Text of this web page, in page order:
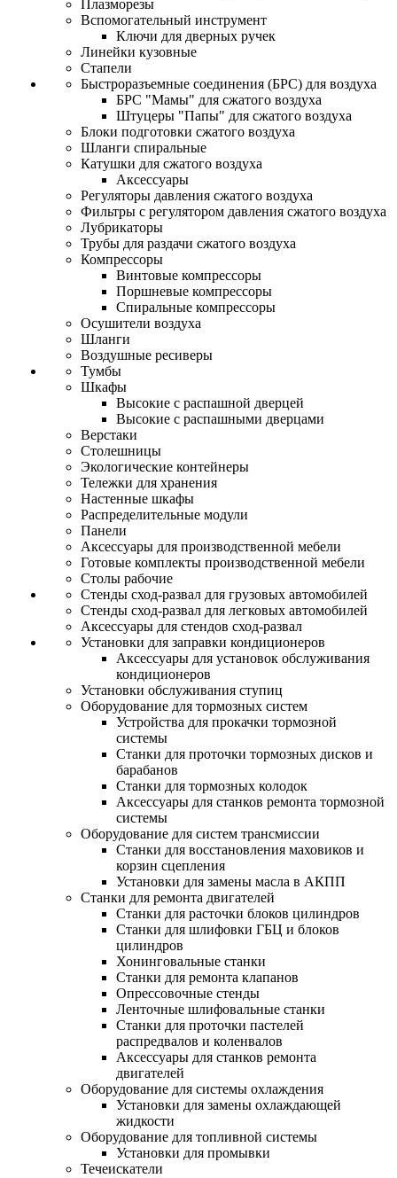
Плазморезы
Вспомогательный инструмент
Ключи для дверных ручек
Линейки кузовные
Стапели
Быстроразъемные соединения (БРС) для воздуха
БРС "Мамы" для сжатого воздуха
Штуцеры "Папы" для сжатого воздуха
Блоки подготовки сжатого воздуха
Шланги спиральные
Катушки для сжатого воздуха
Аксессуары
Регуляторы давления сжатого воздуха
Фильтры с регулятором давления сжатого воздуха
Лубрикаторы
Трубы для раздачи сжатого воздуха
Компрессоры
Винтовые компрессоры
Поршневые компрессоры
Спиральные компрессоры
Осушители воздуха
Шланги
Воздушные ресиверы
Тумбы
Шкафы
Высокие с распашной дверцей
Высокие с распашными дверцами
Верстаки
Столешницы
Экологические контейнеры
Тележки для хранения
Настенные шкафы
Распределительные модули
Панели
Аксессуары для производственной мебели
Готовые комплекты производственной мебели
Столы рабочие
Стенды сход-развал для грузовых автомобилей
Стенды сход-развал для легковых автомобилей
Аксессуары для стендов сход-развал
Установки для заправки кондиционеров
Аксессуары для установок обслуживания
кондиционеров
Установки обслуживания ступиц
Оборудование для тормозных систем
Устройства для прокачки тормозной
системы
Станки для проточки тормозных дисков и
барабанов
Станки для тормозных колодок
Аксессуары для станков ремонта тормозной
системы
Оборудование для систем трансмиссии
Станки для восстановления маховиков и
корзин сцепления
Установки для замены масла в АКПП
Станки для ремонта двигателей
Станки для расточки блоков цилиндров
Станки для шлифовки ГБЦ и блоков
цилиндров
Хонинговальные станки
Станки для ремонта клапанов
Опрессовочные стенды
Ленточные шлифовальные станки
Станки для проточки пастелей
распредвалов и коленвалов
Аксессуары для станков ремонта
двигателей
Оборудование для системы охлаждения
Установки для замены охлаждающей
жидкости
Оборудование для топливной системы
Установки для промывки
Течеискатели